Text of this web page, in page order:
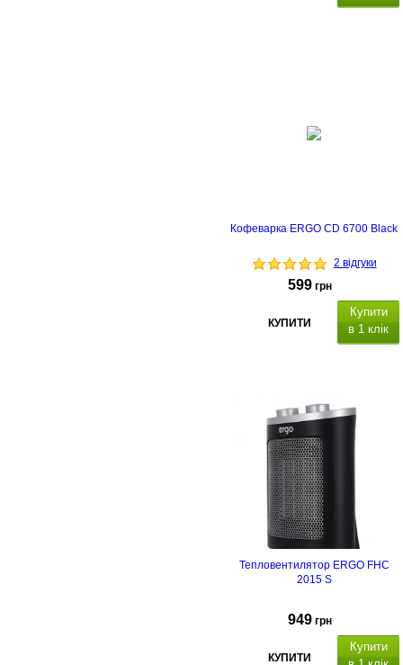
Кофеварка ERGO CD 6700 Black
2 відгуки
599 грн
КУПИТИ
Купити
в 1 клік
Тепловентилятор ERGO FHC
2015 S
949 грн
КУПИТИ
Купити